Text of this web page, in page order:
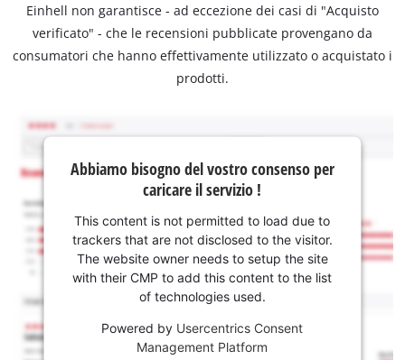
Einhell non garantisce - ad eccezione dei casi di "Acquisto
verificato" - che le recensioni pubblicate provengano da
consumatori che hanno effettivamente utilizzato o acquistato i
prodotti.
Abbiamo bisogno del vostro consenso per
caricare il servizio !
This content is not permitted to load due to
trackers that are not disclosed to the visitor.
The website owner needs to setup the site
with their CMP to add this content to the list
of technologies used.
Powered by Usercentrics Consent
Management Platform